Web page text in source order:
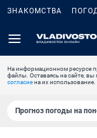
ЗНАКОМСТВА
На информационном ресурсе
файлы. Оставаясь на сайте, вы
согласиена их использование.
Прогноз погоды на